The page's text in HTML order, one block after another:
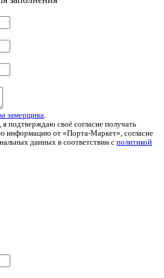
замерщика.
подтверждаю своё согласие получать
информацию от «Порта-Маркет», согласие
данных в соответствии с политикой